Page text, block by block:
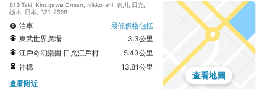
813 Taki, Kinugawa Onsen, Nikko-shi, 衣川, 日光,
栃木, 日本, 321-2598
泊車
最低價格包括
東武世界廣場
3.3公里
江戶奇幻樂園 日光江戶村
5.43公里
神橋
13.81公里
查看附近
查看地圖